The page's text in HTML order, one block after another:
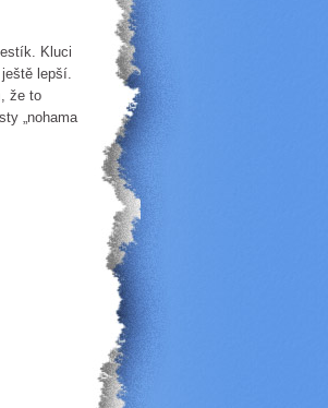
Kluci
lepší.
že to
„nohama